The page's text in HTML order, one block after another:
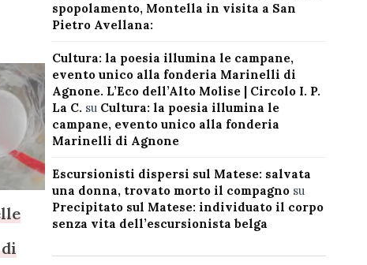
spopolamento, Montella in visita a San
Pietro Avellana:
Cultura: la poesia illumina le campane,
evento unico alla fonderia Marinelli di
Agnone. L’Eco dell’Alto Molise | Circolo I. P.
La C. su Cultura: la poesia illumina le
campane, evento unico alla fonderia
Marinelli di Agnone
Escursionisti dispersi sul Matese: salvata
una donna, trovato morto il compagnosu
Precipitato sul Matese: individuato il corpo
senza vita dell’escursionista belga